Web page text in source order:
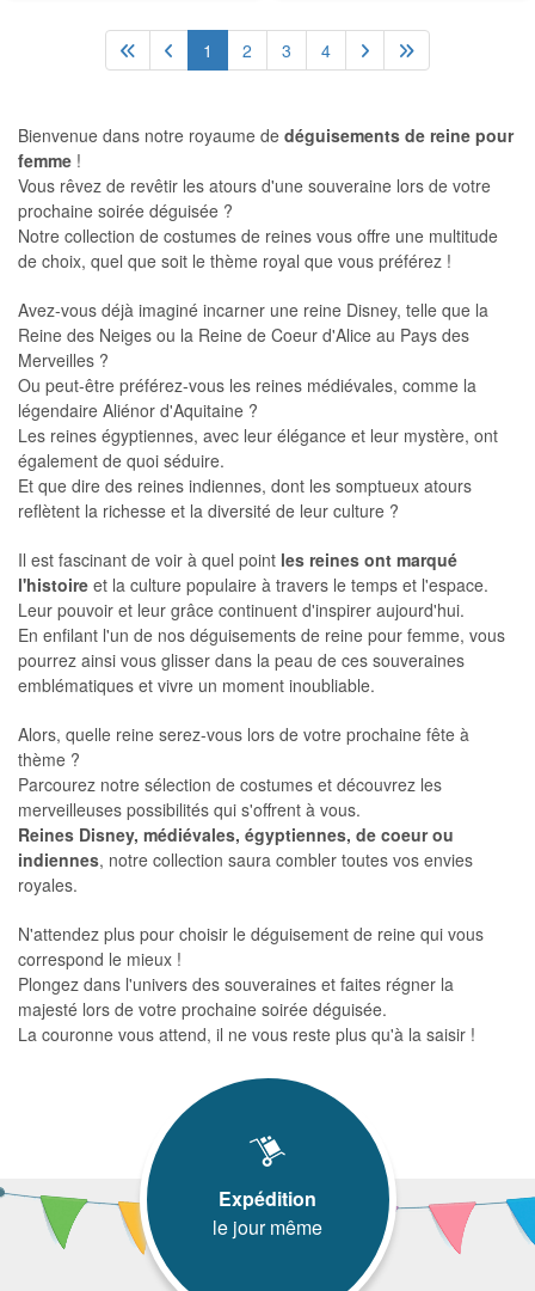
1 2 3 4
Bienvenue dans notre royaume de déguisements de reine pour
femme !
Vous rêvez de revêtir les atours d'une souveraine lors de votre
prochaine soirée déguisée ?
Notre collection de costumes de reines vous offre une multitude
de choix, quel que soit le thème royal que vous préférez !
Avez-vous déjà imaginé incarner une reine Disney, telle que la
Reine des Neiges ou la Reine de Coeur d'Alice au Pays des
Merveilles ?
Ou peut-être préférez-vous les reines médiévales, comme la
légendaire Aliénor d'Aquitaine ?
Les reines égyptiennes, avec leur élégance et leur mystère, ont
également de quoi séduire.
Et que dire des reines indiennes, dont les somptueux atours
reflètent la richesse et la diversité de leur culture ?
Il est fascinant de voir à quel point les reines ont marqué
l'histoire et la culture populaire à travers le temps et l'espace.
Leur pouvoir et leur grâce continuent d'inspirer aujourd'hui.
En enfilant l'un de nos déguisements de reine pour femme, vous
pourrez ainsi vous glisser dans la peau de ces souveraines
emblématiques et vivre un moment inoubliable.
Alors, quelle reine serez-vous lors de votre prochaine fête à
thème ?
Parcourez notre sélection de costumes et découvrez les
merveilleuses possibilités qui s'offrent à vous.
Reines Disney, médiévales, égyptiennes, de coeur ou
indiennes, notre collection saura combler toutes vos envies
royales.
N'attendez plus pour choisir le déguisement de reine qui vous
correspond le mieux !
Plongez dans l'univers des souveraines et faites régner la
majesté lors de votre prochaine soirée déguisée.
La couronne vous attend, il ne vous reste plus qu'à la saisir !
Expédition
le jour même